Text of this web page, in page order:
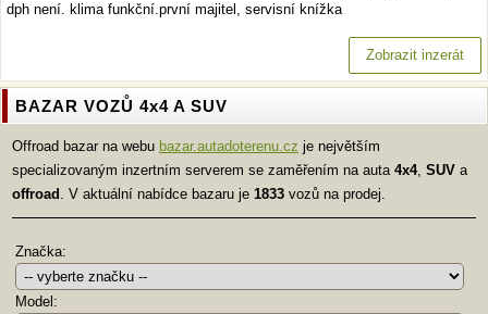
dph není. klima funkční.první majitel, servisní knížka
Zobrazit inzerát
BAZAR VOZŮ 4x4 A SUV
Offroad bazar na webu bazar.autadoterenu.cz je největším
specializovaným inzertním serverem se zaměřením na auta 4x4, SUV a
offroad . V aktuální nabídce bazaru je 1833 vozů na prodej.
Značka:
Model: